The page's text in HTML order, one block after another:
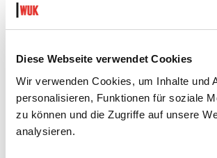
Diese Webseite verwendet Cookies
Wir verwenden Cookies, um Inhalte und
personalisieren, Funktionen für soziale
zu können und die Zugriffe auf unsere
analysieren.